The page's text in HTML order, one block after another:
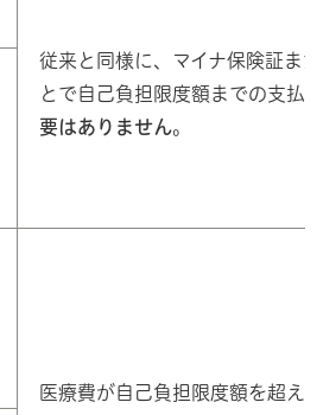
従来と同様に、マイナ保険証ま
とで自己負担限度額までの支払
要はありません。
医療費が自己負担限度額を超え